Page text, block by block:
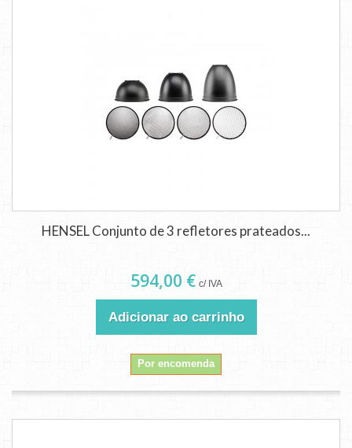
HENSEL Conjunto de 3 refletores prateados...
594,00 € c/ IVA
Adicionar ao carrinho
Por encomenda